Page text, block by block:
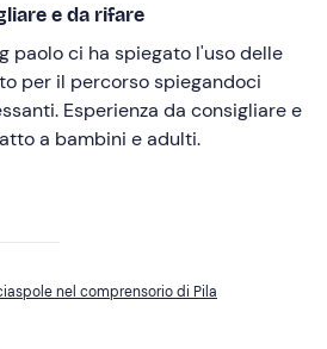
e da rifare
paolo ci ha spiegato l'uso delle
per il percorso spiegandoci
Esperienza da consigliare e
a bambini e adulti.
nel comprensorio di Pila